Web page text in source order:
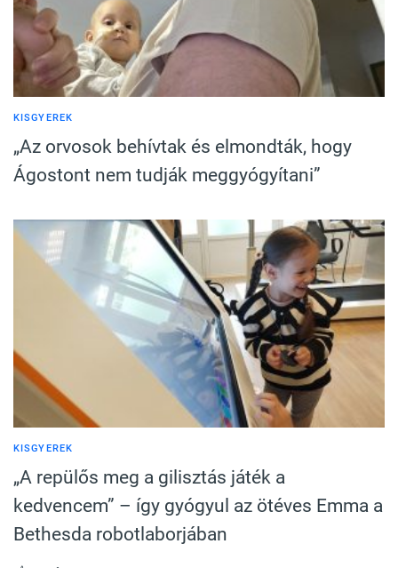
KISGYEREK
„Az orvosok behívtak és elmondták, hogy
Ágostont nem tudják meggyógyítani”
KISGYEREK
„A repülős meg a gilisztás játék a
kedvencem” – így gyógyul az ötéves Emma a
Bethesda robotlaborjában